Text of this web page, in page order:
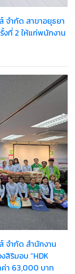
จำกัด สาขาอยุธยา
นักงาน
จำกัด สำนักงาน
มมูลค่า 63,000 บาท